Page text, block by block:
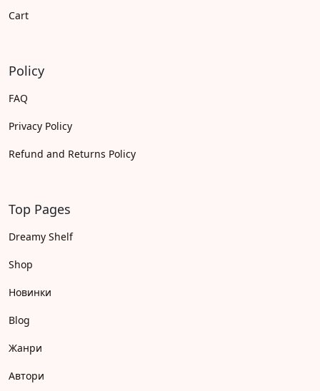
Cart
Policy
FAQ
Privacy Policy
Refund and Returns Policy
Top Pages
Dreamy Shelf
Shop
Новинки
Blog
Жанри
Автори